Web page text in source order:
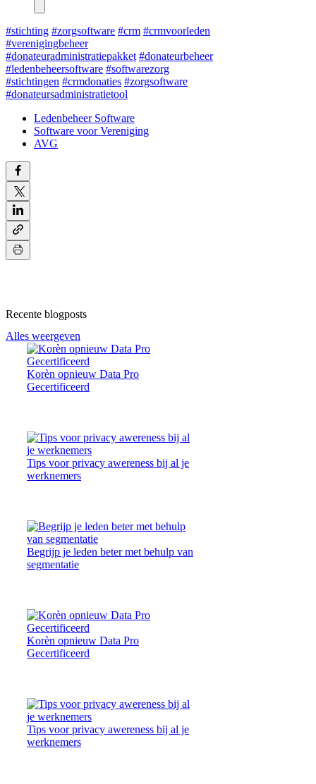
#stichting #zorgsoftware #crm #crmvoorleden
#verenigingbeheer
#donateuradministratiepakket #donateurbeheer
#ledenbeheersoftware #softwarezorg
#stichtingen #crmdonaties #zorgsoftware
#donateursadministratietool
Ledenbeheer Software
Software voor Vereniging
AVG
Recente blogposts
Alles weergeven
Korèn opnieuw Data Pro
Gecertificeerd
Tips voor privacy awereness bij al je
werknemers
Begrijp je leden beter met behulp van
segmentatie
Korèn opnieuw Data Pro
Gecertificeerd
Tips voor privacy awereness bij al je
werknemers